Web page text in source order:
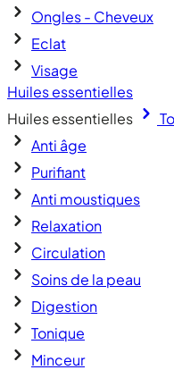
Ongles - Cheveux
Eclat
Visage
Huiles essentielles
Huiles essentielles
Anti âge
Purifiant
Anti moustiques
Relaxation
Circulation
Soins de la peau
Digestion
Tonique
Minceur